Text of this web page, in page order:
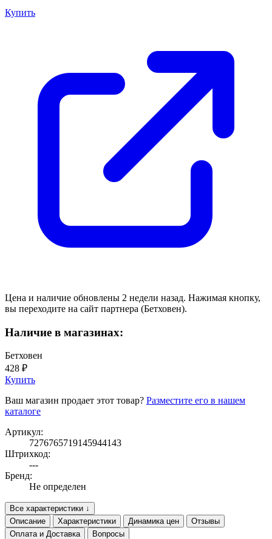
Купить
Цена и наличие обновлены 2 недели назад. Нажимая кнопку,
вы переходите на сайт партнера (Бетховен).
Наличие в магазинах:
Бетховен
428 ₽
Купить
Ваш магазин продает этот товар? Разместите его в нашем
каталоге
Артикул:
7276765719145944143
Штрихкод:
---
Бренд:
Не определен
Все характеристики ↓
Описание
Характеристики Динамика цен
Отзывы
Оплата и Доставка
Вопросы